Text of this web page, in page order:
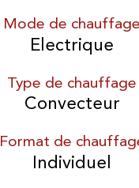
Mode de chauffage
Electrique
Type de chauffage
Convecteur
Format de
Individuel